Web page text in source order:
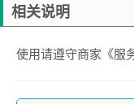
相关说明
使用请遵守商家《服